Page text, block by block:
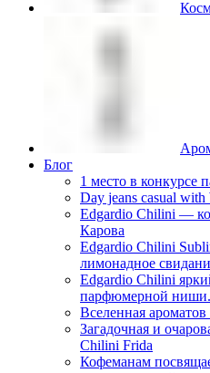
Блог
1 место в конкурсе
Day jeans casual
Edgardio Chilini —
Карова
Edgardio Chilini
лимонадное
Edgardio Chilini
парфюмерной ниши.
Вселенная
Загадочная и
Chilini Frida
Кофеманам